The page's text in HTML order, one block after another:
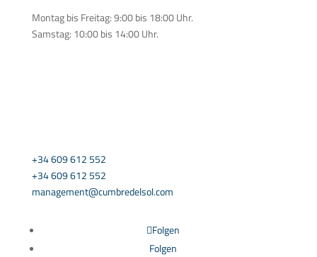
Montag bis Freitag: 9:00 bis 18:00 Uhr.
Samstag: 10:00 bis 14:00 Uhr.
+34 609 612 552
+34 609 612 552
management@cumbredelsol.com
Folgen
Folgen